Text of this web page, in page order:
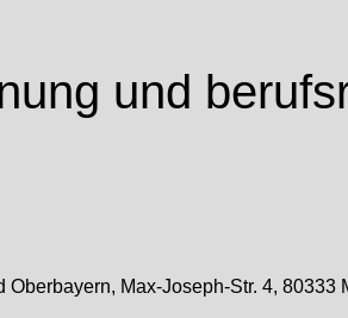
und
Max-Joseph-Str. 4, 80333